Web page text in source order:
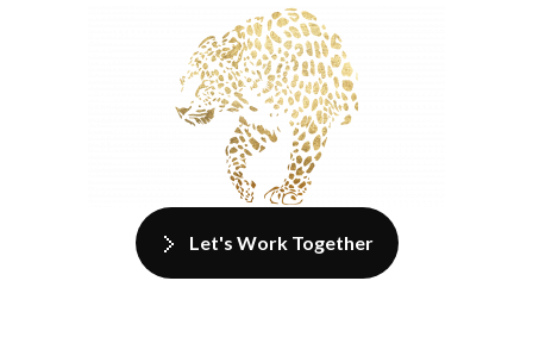
Let's Work Together